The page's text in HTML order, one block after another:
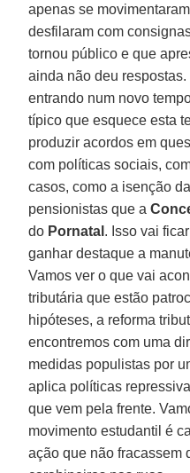
apenas se
desfilaram com
tornou público e que
ainda não deu
entrando num novo
típico que esquece esta
produzir acordos em
com políticas sociais,
casos, como a isenção
pensionistas que a
do Pornatal . Isso vai
ganhar destaque a
Vamos ver o que vai
tributária que estão
hipóteses, a reforma
encontremos com uma
medidas populistas por
aplica políticas
que vem pela frente.
movimento estudantil é
ação que não fracassem